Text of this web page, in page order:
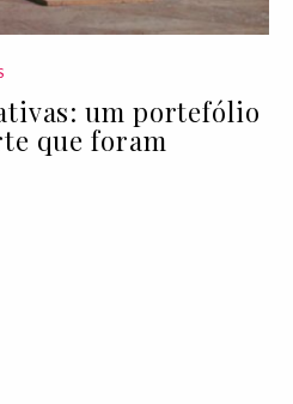
um portefólio
que foram